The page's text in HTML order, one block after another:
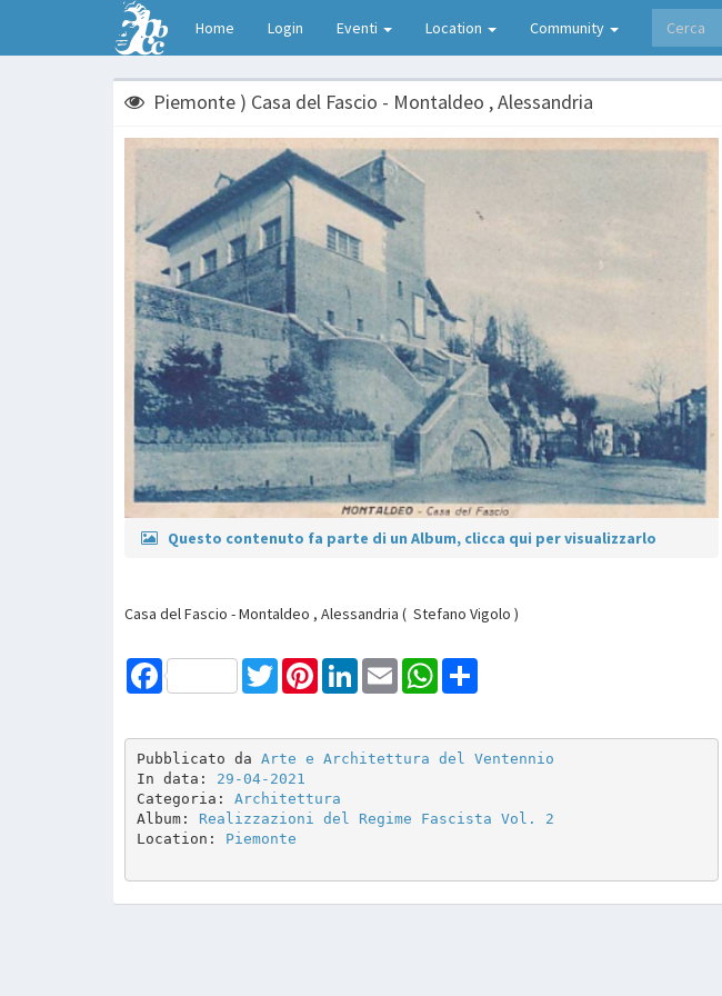
Home Login Eventi Location Community
Piemonte ) Casa del Fascio - Montaldeo , Alessandria
Questo contenuto fa parte di un Album, clicca qui per visualizzarlo
Casa del Fascio - Montaldeo , Alessandria ( Stefano Vigolo )
Facebook TwitterPinterestLinkedInEmail WhatsApp
Pubblicato da Arte e Architettura del Ventennio
In data: 29-04-2021
Categoria: Architettura
Album: Realizzazioni del Regime Fascista Vol. 2
Location: Piemonte